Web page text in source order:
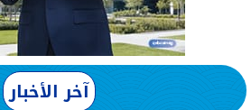
آخر الأخبار